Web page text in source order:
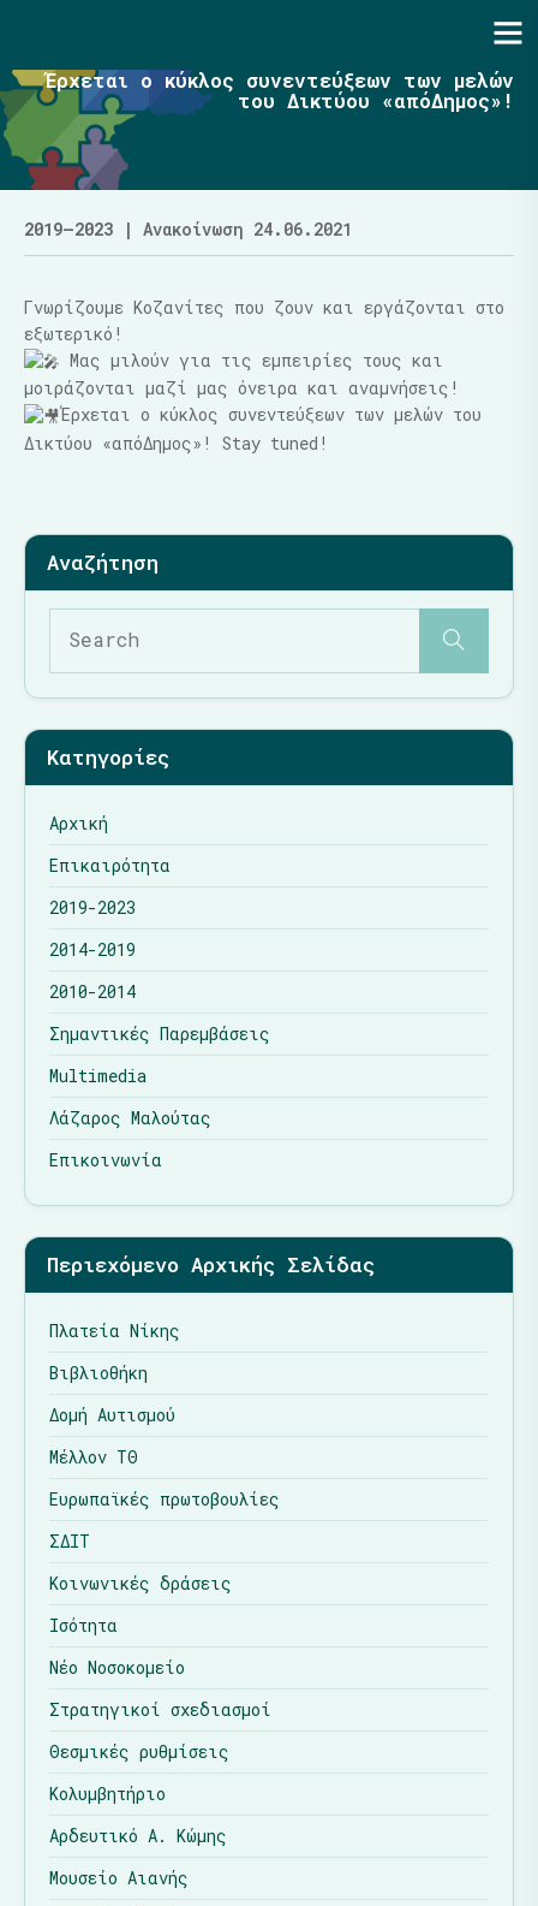
Έρχεται ο κύκλος συνεντεύξεων των μελών
του Δικτύου «απόΔημος»!
2019–2023 | Ανακοίνωση 24.06.2021
Γνωρίζουμε Κοζανίτες που ζουν και εργάζονται στο
εξωτερικό!
Μας μιλούν για τις εμπειρίες τους και
μοιράζονται μαζί μας όνειρα και αναμνήσεις!
Έρχεται ο κύκλος συνεντεύξεων των μελών του
Δικτύου «απόΔημος»! Stay tuned!
Κατηγορίες
Αρχική
Επικαιρότητα
2019-2023
2014-2019
2010-2014
Σημαντικές Παρεμβάσεις
Multimedia
Λάζαρος Μαλούτας
Επικοινωνία
Περιεχόμενο Αρχικής Σελίδας
Πλατεία Νίκης
Βιβλιοθήκη
Δομή Αυτισμού
Μέλλον ΤΘ
Ευρωπαϊκές πρωτοβουλίες
ΣΔΙΤ
Κοινωνικές δράσεις
Ισότητα
Νέο Νοσοκομείο
Στρατηγικοί σχεδιασμοί
Θεσμικές ρυθμίσεις
Κολυμβητήριο
Αρδευτικό Α. Κώμης
Μουσείο Αιανής